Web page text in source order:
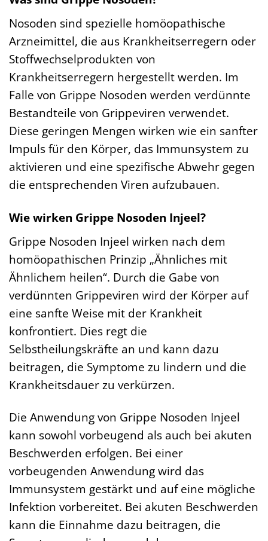
Nosoden sind spezielle homöopathische
Arzneimittel, die aus Krankheitserregern oder
Stoffwechselprodukten von
Krankheitserregern hergestellt werden. Im
Falle von Grippe Nosoden werden verdünnte
Bestandteile von Grippeviren verwendet.
Diese geringen Mengen wirken wie ein sanfter
Impuls für den Körper, das Immunsystem zu
aktivieren und eine spezifische Abwehr gegen
die entsprechenden Viren aufzubauen.
Wie wirken Grippe Nosoden Injeel?
Grippe Nosoden Injeel wirken nach dem
homöopathischen Prinzip „Ähnliches mit
Ähnlichem heilen“. Durch die Gabe von
verdünnten Grippeviren wird der Körper auf
eine sanfte Weise mit der Krankheit
konfrontiert. Dies regt die
Selbstheilungskräfte an und kann dazu
beitragen, die Symptome zu lindern und die
Krankheitsdauer zu verkürzen.
Die Anwendung von Grippe Nosoden Injeel
kann sowohl vorbeugend als auch bei akuten
Beschwerden erfolgen. Bei einer
vorbeugenden Anwendung wird das
Immunsystem gestärkt und auf eine mögliche
Infektion vorbereitet. Bei akuten Beschwerden
kann die Einnahme dazu beitragen, die